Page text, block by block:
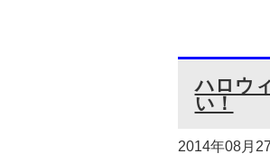
ハロウ
い！
2014年08月